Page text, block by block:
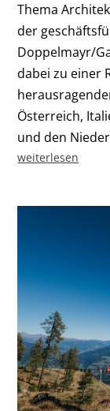
Thema
der
Doppelmayr/
dabei zu einer
Österreich,
und den
weiterlesen